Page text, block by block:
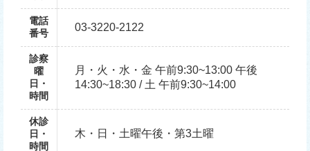
電話
番号
03-3220-2122
診察
曜
日・
時間
月・火・水・金 午前9:30~13:00 午後
14:30~18:30 / 土 午前9:30~14:00
休診
日・
時間
木・日・土曜午後・第3土曜